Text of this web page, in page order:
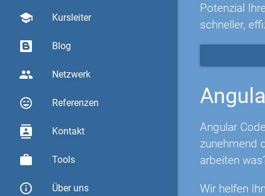
school Kursleiter
Blog
group Netzwerk
sentiment_very_satisfied Referenzen
contacts Kontakt
work Tools
info_outline Über uns
Potenzial
schneller,
Angular
zunehmend
arbeiten
Wir helfen